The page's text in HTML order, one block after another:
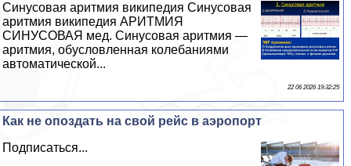
Синусовая аритмия википедия Синусовая
аритмия википедия АРИТМИЯ
СИНУСОВАЯ мед. Синусовая аритмия —
аритмия, обусловленная колебаниями
автоматической...
22 06 2026 19:32:25
Как не опоздать на свой рейс в аэропорт
Подписаться...